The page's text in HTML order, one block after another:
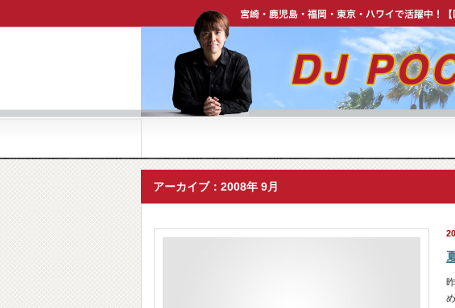
宮崎・鹿児島・福岡・東京・ハワイで活躍中【DJ POCKY 公式 ウェブ
アーカイブ：2008年 9月